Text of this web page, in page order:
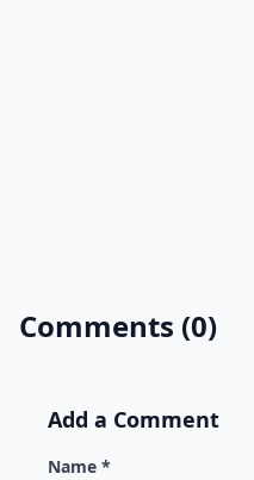
Comments (0)
Add a Comment
Name *